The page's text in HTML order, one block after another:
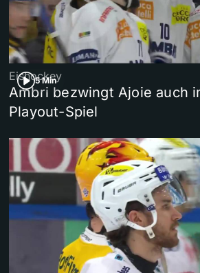
5 Min
Eishockey
Ambri bezwingt Ajoie auch
Playout-Spiel